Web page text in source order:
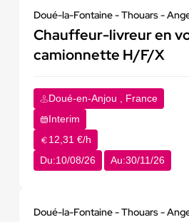
Doué-la-Fontaine - Thouars -
Chauffeur-livreur en
camionnette H/F/X
Doué-en-Anjou , France
Interim
12,31 €/h
Du:10/08/26 Au:30/11/26
Doué-la-Fontaine - Thouars -